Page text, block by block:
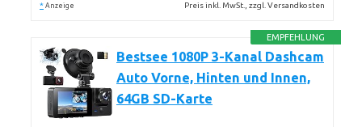
* Anzeige Preis inkl. MwSt., zzgl. Versandkosten
EMPFEHLUNG
Bestsee 1080P 3-Kanal Dashcam
Auto Vorne, Hinten und Innen,
64GB SD-Karte